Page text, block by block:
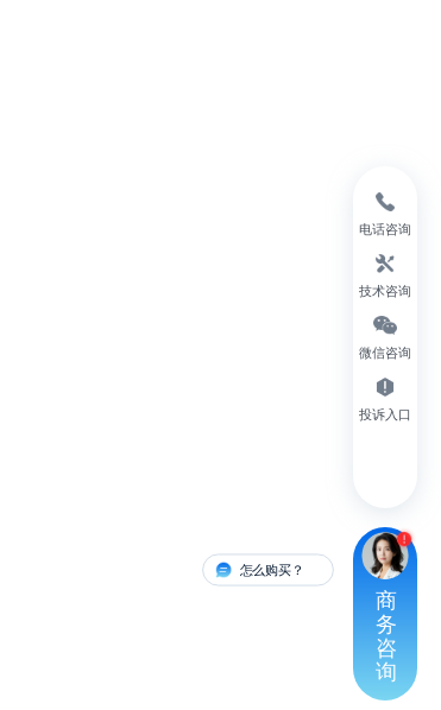
电话咨询
技术咨询
微信咨询
投诉入口
怎么购买？ 有人对接
商
务
咨
询